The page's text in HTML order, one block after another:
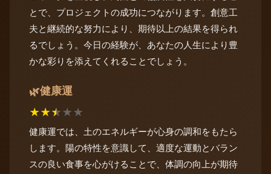
とで、プロジェクトの成功につながります。創意工
夫と継続的な努力により、期待以上の結果を得られ
るでしょう。今日の経験が、あなたの人生により豊
かな彩りを添えてくれることでしょう。
🌿健康運
★★★★★
健康運では、土のエネルギーが心身の調和をもたら
します。陽の特性を意識して、適度な運動とバラン
スの良い食事を心がけることで、体調の向上が期待